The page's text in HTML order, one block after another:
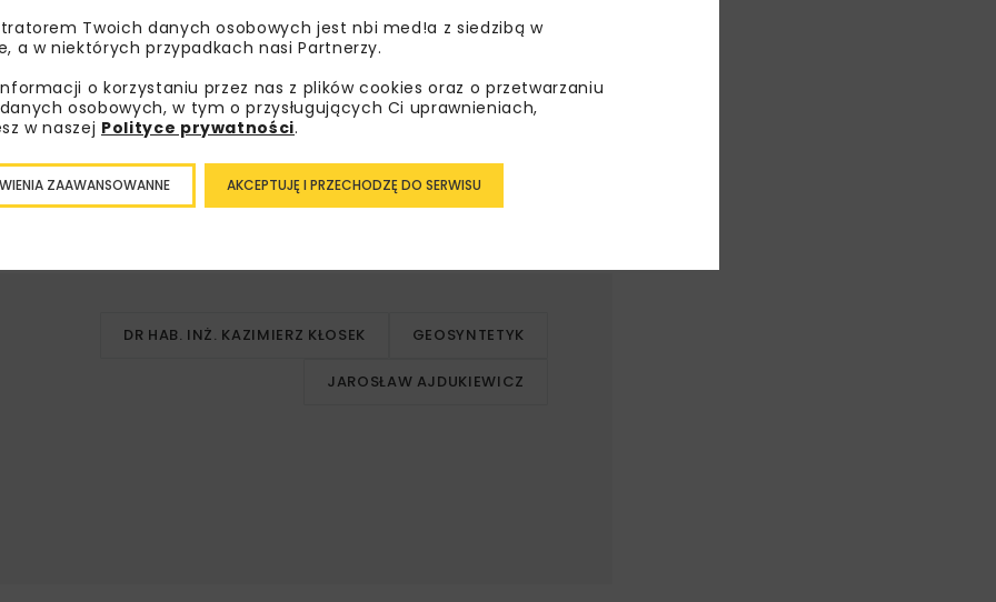
DR HAB. INŻ. KAZIMIERZ KŁOSEK GEOSYNTETYK
JAROSŁAW AJDUKIEWICZ
Twoich danych osobowych jest nbi med!a z siedzibą w
a w niektórych przypadkach nasi Partnerzy.
o korzystaniu przez nas z plików cookies oraz o przetwarzaniu
osobowych, w tym o przysługujących Ci uprawnieniach,
w naszej Polityce prywatności.
AKCEPTUJĘ I PRZECHODZĘ DO SERWISU
ZAAWANSOWANNE